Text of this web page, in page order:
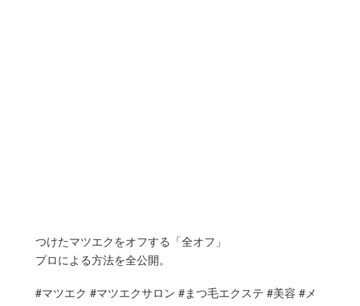
つけたマツエクをオフする「全オフ」
プロによる方法を全公開。
#マツエク #マツエクサロン #まつ毛エクステ #美容 #メ